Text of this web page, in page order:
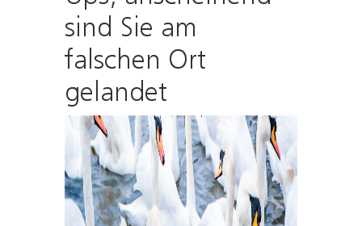
sind Sie am
falschen Ort
gelandet